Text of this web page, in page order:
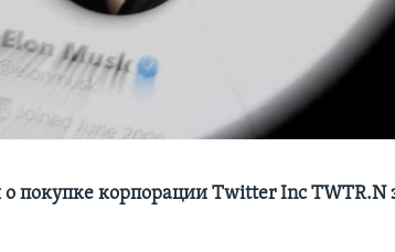
покупке корпорации Twitter Inc TWTR.N